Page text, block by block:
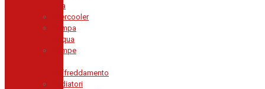
Aria
Intercooler
Pompa
Acqua
Pompe
Raffreddamento
Radiatori